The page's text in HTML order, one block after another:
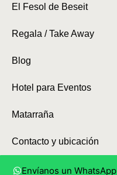
El Fesol de Beseit
Regala / Take Away
Blog
Hotel para Eventos
Matarraña
Contacto y ubicación
Envíanos un WhatsApp